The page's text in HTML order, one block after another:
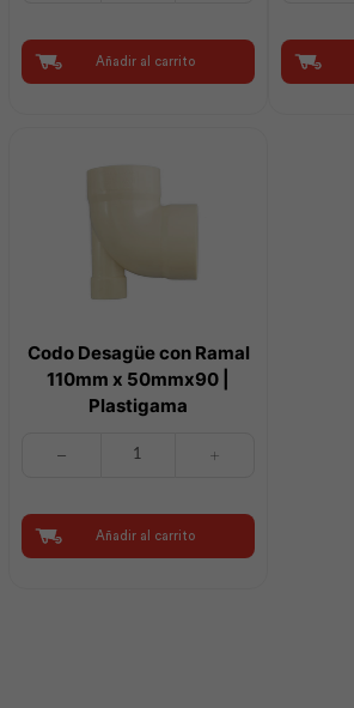
Galónes
Plastigama
Añadir al carrito
Lt
con
Kit
Codo Desagüe con Ramal
110mm x 50mmx90 |
Plastigama
Ramal
110mm
x
Añadir al carrito